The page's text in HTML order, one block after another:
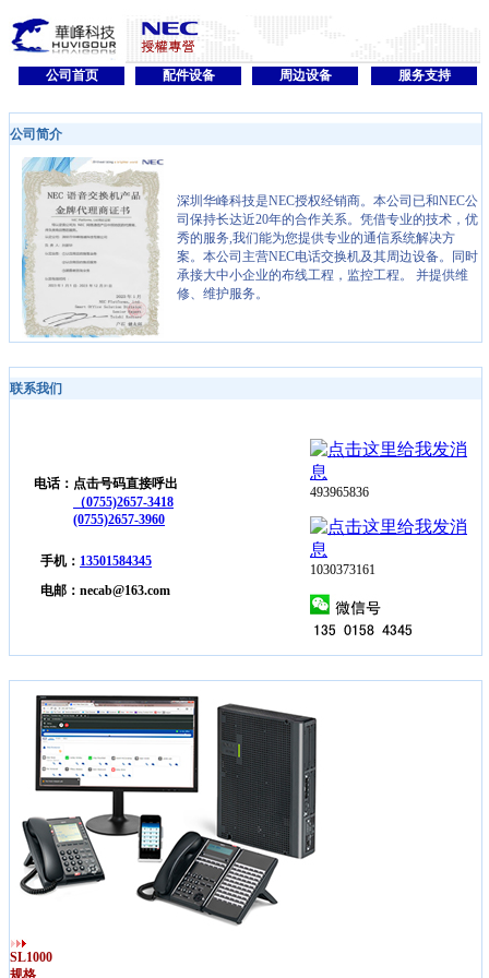
公司首页 配件设备 周边设备 服务支持
公司简介
深圳华峰科技是NEC授权经销商。本公司已和NEC公
司保持长达近20年的合作关系。凭借专业的技术，优
秀的服务,我们能为您提供专业的通信系统解决方
案。本公司主营NEC电话交换机及其周边设备。同时
承接大中小企业的布线工程，监控工程。 并提供维
修、维护服务。
联系我们
电话：点击号码直接呼出
（0755)2657-3418
(0755)2657-3960
手机： 13501584345
电邮：necab@163.com
493965836
1030373161
SL1000
规格